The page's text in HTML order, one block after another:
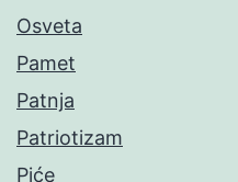
Osveta
Pamet
Patnja
Patriotizam
Piće